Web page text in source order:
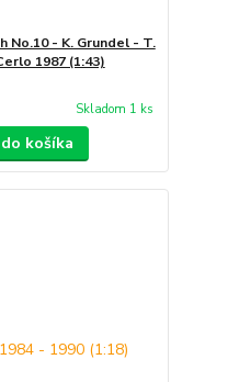
No.10 - K. Grundel - T.
1987 (1:43)
Skladom 1 ks
košíka